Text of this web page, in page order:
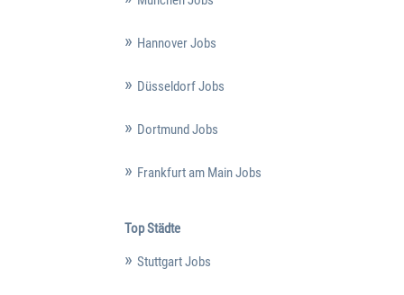
Hannover Jobs
Düsseldorf Jobs
Dortmund Jobs
Frankfurt am Main Jobs
Top Städte
Stuttgart Jobs